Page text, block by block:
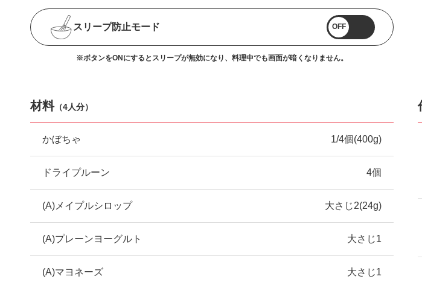
スリープ防止モード OFF
※ボタンをONにするとスリープが無効になり、 料理中でも画面が暗くなりません。
材料（4人分）
かぼちゃ 1/4個(400g)
ドライプルーン 4個
(A)メイプルシロップ 大さじ2(24g)
(A)プレーンヨーグルト 大さじ1
(A)マヨネーズ 大さじ1